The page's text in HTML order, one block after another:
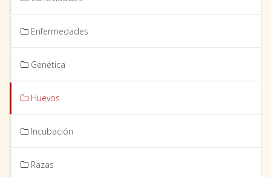
Enfermedades
Genética
Huevos
Incubación
Razas